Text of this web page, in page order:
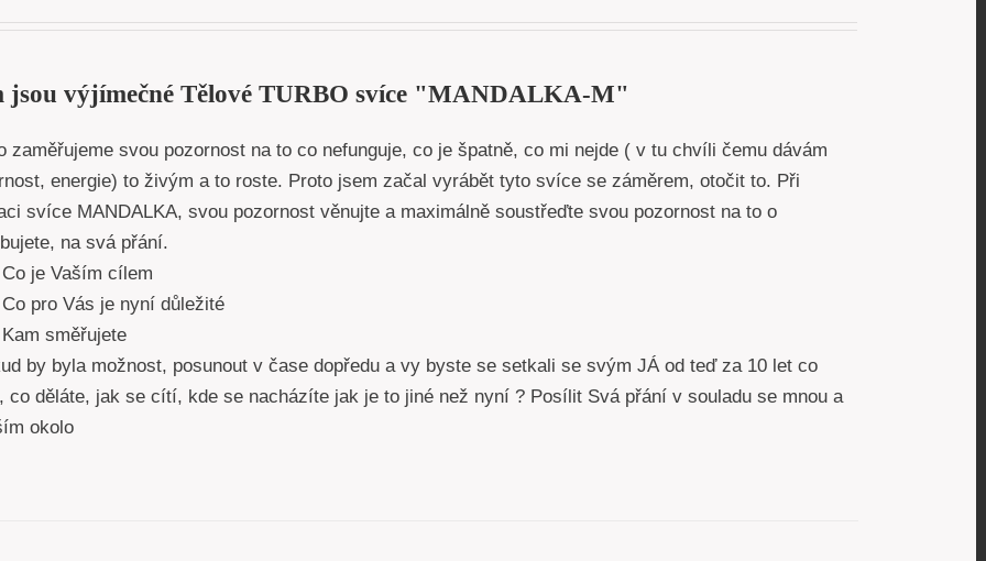
jsou výjímečné Tělové TURBO svíce "MANDALKA-M"
zaměřujeme svou pozornost na to co nefunguje, co je špatně, co mi nejde ( v tu chvíli čemu dávám
energie) to živým a to roste. Proto jsem začal vyrábět tyto svíce se záměrem, otočit to. Při
svíce MANDALKA, svou pozornost věnujte a maximálně soustřeďte svou pozornost na to o
na svá přání.
Co je Vaším cílem
Co pro Vás je nyní důležité
Kam směřujete
by byla možnost, posunout v čase dopředu a vy byste se setkali se svým JÁ od teď za 10 let co
co děláte, jak se cítí, kde se nacházíte jak je to jiné než nyní ? Posílit Svá přání v souladu se mnou a
okolo